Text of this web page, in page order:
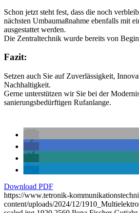
Schon jetzt steht fest, dass die noch
nächsten Umbaumaßnahme ebenfalls mit
ausgestattet werden.
Die Zentraltechnik wurde bereits von
Fazit:
Setzen auch Sie auf Zuverlässigkeit,
Nachhaltigkeit.
Gerne unterstützen wir Sie bei der
sanierungsbedürftigen Rufanlange.
Download PDF
https://www.tetronik-
content/uploads/2024/12/